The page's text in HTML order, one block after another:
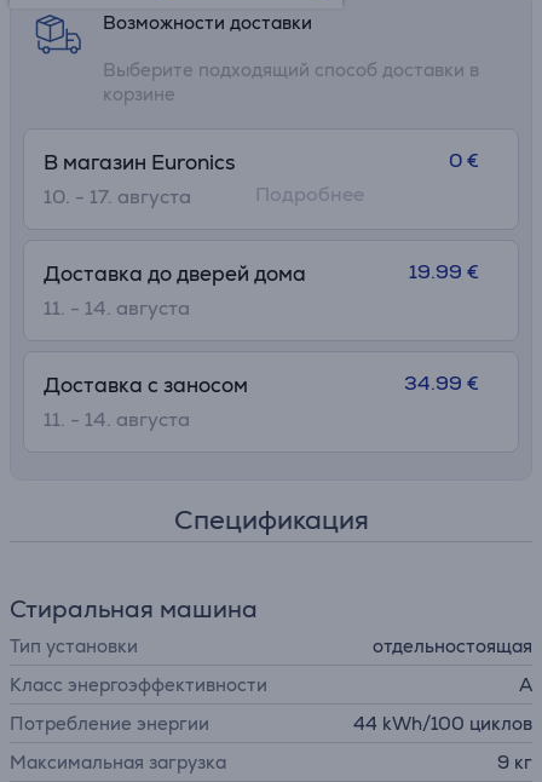
Возможности доставки
Выберите подходящий способ доставки в
корзине
В магазин Euronics
10. - 17. августа
0 €
Подробнее
Доставка до дверей дома
11. - 14. августа
19.99 €
Доставка с заносом
11. - 14. августа
34.99 €
Спецификация
Стиральная машина
Тип установки
отдельностоящая
Класс энергоэффективности
A
Потребление энергии
44 kWh/100 циклов
Максимальная загрузка
9 кг